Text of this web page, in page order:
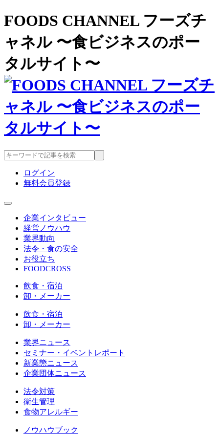
FOODS CHANNEL フーズチ
ャネル 〜食ビジネスのポー
タルサイト〜
ログイン
無料会員登録
企業インタビュー
経営ノウハウ
業界動向
法令・食の安全
お役立ち
FOODCROSS
飲食・宿泊
卸・メーカー
飲食・宿泊
卸・メーカー
業界ニュース
セミナー・イベントレポート
新業態ニュース
企業団体ニュース
法令対策
衛生管理
食物アレルギー
ノウハウブック